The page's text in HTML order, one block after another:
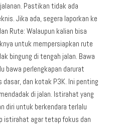
Pastikan tidak ada
Jika ada, segera laporkan ke
Rute: Walaupun kalian bisa
untuk mempersiapkan rute
bingung di tengah jalan. Bawa
bawa perlengkapan darurat
dan kotak P3K. Ini penting
di jalan. Istirahat yang
diri untuk berkendara terlalu
istirahat agar tetap fokus dan